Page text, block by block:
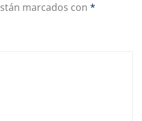
marcados con *